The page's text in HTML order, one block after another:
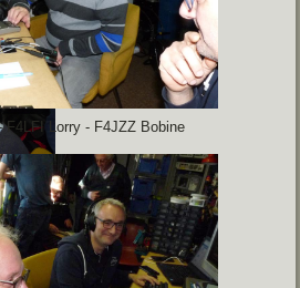
F4LFI Lorry - F4JZZ Bobine